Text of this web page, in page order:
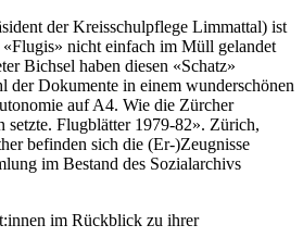
der Kreisschulpflege Limmattal) ist
«Flugis» nicht einfach im Müll gelandet
Bichsel haben diesen «Schatz»
der Dokumente in einem wunderschönen
auf A4. Wie die Zürcher
setzte. Flugblätter 1979-82». Zürich,
befinden sich die (Er-)Zeugnisse
im Bestand des Sozialarchivs
im Rückblick zu ihrer